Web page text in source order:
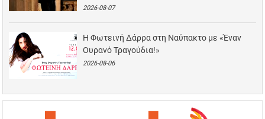
2026-08-07
Η Φωτεινή Δάρρα στη Ναύπακτο με «Έναν
Ουρανό Τραγούδια!»
2026-08-06